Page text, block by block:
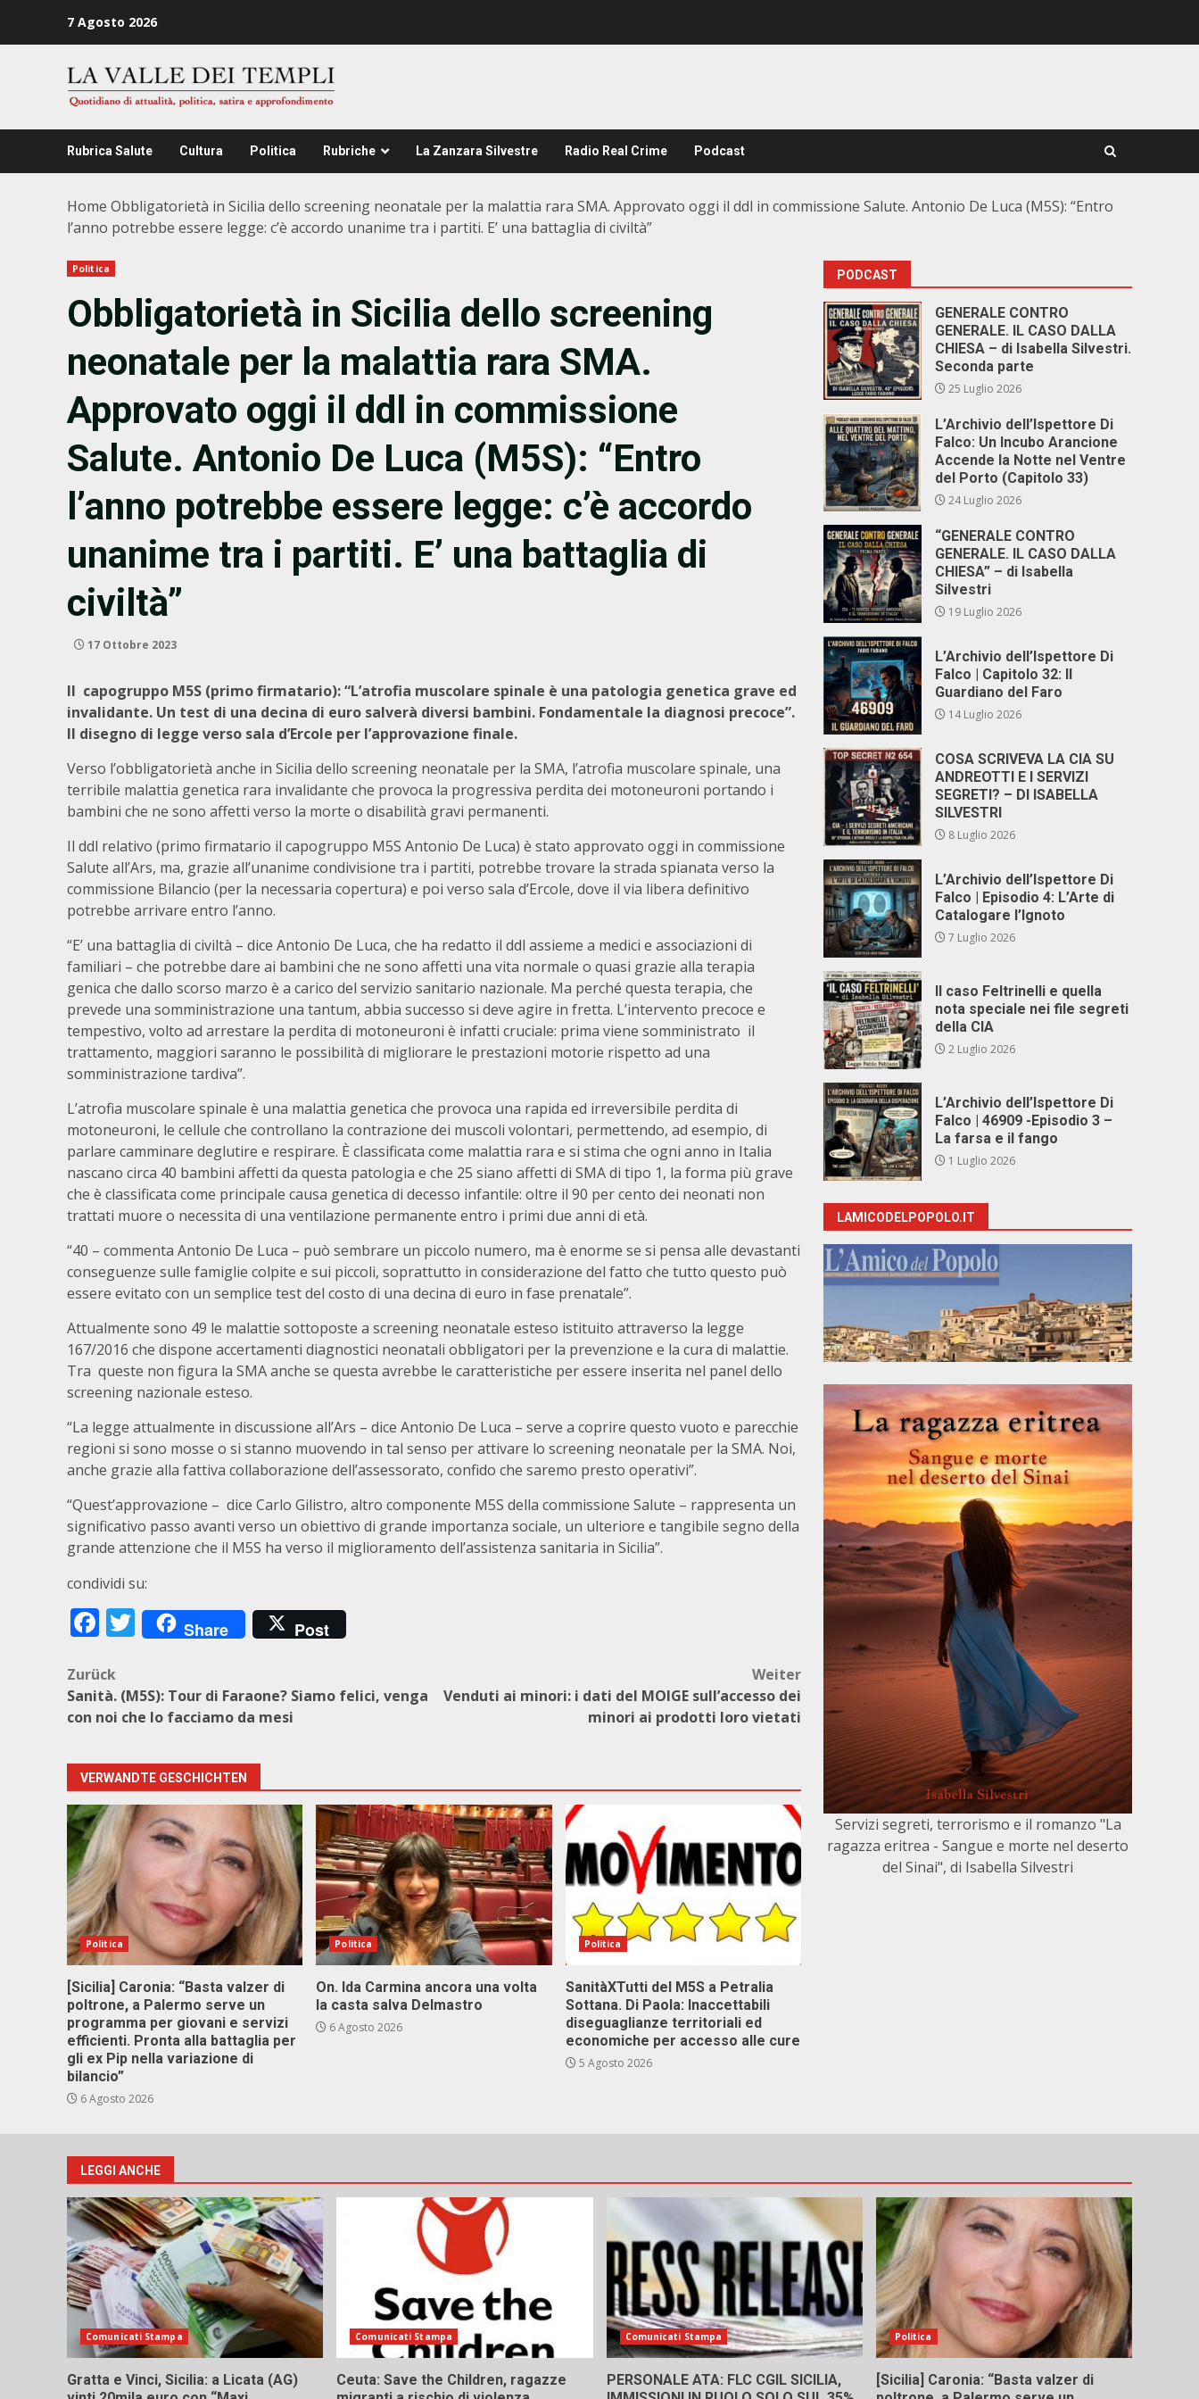
7 Agosto 2026
Rubrica Salute Cultura Politica Rubriche La Zanzara Silvestre Radio Real Crime Podcast
Home Obbligatorietà in Sicilia dello screening neonatale per la malattia rara SMA. Approvato oggi il ddl in commissione Salute. Antonio De Luca (M5S): “Entro
l’anno potrebbe essere legge: c’è accordo unanime tra i partiti. E’ una battaglia di civiltà”
Politica
Obbligatorietà in Sicilia dello screening
neonatale per la malattia rara SMA.
Approvato oggi il ddl in commissione
Salute. Antonio De Luca (M5S): “Entro
l’anno potrebbe essere legge: c’è accordo
unanime tra i partiti. E’ una battaglia di
civiltà”
17 Ottobre 2023
Il capogruppo M5S (primo firmatario): “L’atrofia muscolare spinale è una patologia genetica grave ed
invalidante. Un test di una decina di euro salverà diversi bambini. Fondamentale la diagnosi precoce”.
Il disegno di legge verso sala d’Ercole per l’approvazione finale.
Verso l’obbligatorietà anche in Sicilia dello screening neonatale per la SMA, l’atrofia muscolare spinale, una
terribile malattia genetica rara invalidante che provoca la progressiva perdita dei motoneuroni portando i
bambini che ne sono affetti verso la morte o disabilità gravi permanenti.
Il ddl relativo (primo firmatario il capogruppo M5S Antonio De Luca) è stato approvato oggi in commissione
Salute all’Ars, ma, grazie all’unanime condivisione tra i partiti, potrebbe trovare la strada spianata verso la
commissione Bilancio (per la necessaria copertura) e poi verso sala d’Ercole, dove il via libera definitivo
potrebbe arrivare entro l’anno.
“E’ una battaglia di civiltà – dice Antonio De Luca, che ha redatto il ddl assieme a medici e associazioni di
familiari – che potrebbe dare ai bambini che ne sono affetti una vita normale o quasi grazie alla terapia
genica che dallo scorso marzo è a carico del servizio sanitario nazionale. Ma perché questa terapia, che
prevede una somministrazione una tantum, abbia successo si deve agire in fretta. L’intervento precoce e
tempestivo, volto ad arrestare la perdita di motoneuroni è infatti cruciale: prima viene somministrato il
trattamento, maggiori saranno le possibilità di migliorare le prestazioni motorie rispetto ad una
somministrazione tardiva”.
L’atrofia muscolare spinale è una malattia genetica che provoca una rapida ed irreversibile perdita di
motoneuroni, le cellule che controllano la contrazione dei muscoli volontari, permettendo, ad esempio, di
parlare camminare deglutire e respirare. È classificata come malattia rara e si stima che ogni anno in Italia
nascano circa 40 bambini affetti da questa patologia e che 25 siano affetti di SMA di tipo 1, la forma più grave
che è classificata come principale causa genetica di decesso infantile: oltre il 90 per cento dei neonati non
trattati muore o necessita di una ventilazione permanente entro i primi due anni di età.
“40 – commenta Antonio De Luca – può sembrare un piccolo numero, ma è enorme se si pensa alle devastanti
conseguenze sulle famiglie colpite e sui piccoli, soprattutto in considerazione del fatto che tutto questo può
essere evitato con un semplice test del costo di una decina di euro in fase prenatale”.
Attualmente sono 49 le malattie sottoposte a screening neonatale esteso istituito attraverso la legge
167/2016 che dispone accertamenti diagnostici neonatali obbligatori per la prevenzione e la cura di malattie.
Tra queste non figura la SMA anche se questa avrebbe le caratteristiche per essere inserita nel panel dello
screening nazionale esteso.
“La legge attualmente in discussione all’Ars – dice Antonio De Luca – serve a coprire questo vuoto e parecchie
regioni si sono mosse o si stanno muovendo in tal senso per attivare lo screening neonatale per la SMA. Noi,
anche grazie alla fattiva collaborazione dell’assessorato, confido che saremo presto operativi”.
“Quest’approvazione – dice Carlo Gilistro, altro componente M5S della commissione Salute – rappresenta un
significativo passo avanti verso un obiettivo di grande importanza sociale, un ulteriore e tangibile segno della
grande attenzione che il M5S ha verso il miglioramento dell’assistenza sanitaria in Sicilia”.
condividi su:
Facebook
Twitter
Share Post
Beitragsnavigation
Zurück
Sanità. (M5S): Tour di Faraone? Siamo felici, venga
con noi che lo facciamo da mesi
Weiter
Venduti ai minori: i dati del MOIGE sull’accesso dei
minori ai prodotti loro vietati
VERWANDTE GESCHICHTEN
Politica
[Sicilia] Caronia: “Basta valzer di
poltrone, a Palermo serve un
programma per giovani e servizi
efficienti. Pronta alla battaglia per
gli ex Pip nella variazione di
bilancio”
6 Agosto 2026
Politica
On. Ida Carmina ancora una volta
la casta salva Delmastro
6 Agosto 2026
Politica
SanitàXTutti del M5S a Petralia
Sottana. Di Paola: Inaccettabili
diseguaglianze territoriali ed
economiche per accesso alle cure
5 Agosto 2026
PODCAST
GENERALE CONTRO
GENERALE. IL CASO DALLA
CHIESA – di Isabella Silvestri.
Seconda parte
25 Luglio 2026
L’Archivio dell’Ispettore Di
Falco: Un Incubo Arancione
Accende la Notte nel Ventre
del Porto (Capitolo 33)
24 Luglio 2026
“GENERALE CONTRO
GENERALE. IL CASO DALLA
CHIESA” – di Isabella
Silvestri
19 Luglio 2026
L’Archivio dell’Ispettore Di
Falco | Capitolo 32: Il
Guardiano del Faro
14 Luglio 2026
COSA SCRIVEVA LA CIA SU
ANDREOTTI E I SERVIZI
SEGRETI? – DI ISABELLA
SILVESTRI
8 Luglio 2026
L’Archivio dell’Ispettore Di
Falco | Episodio 4: L’Arte di
Catalogare l’Ignoto
7 Luglio 2026
Il caso Feltrinelli e quella
nota speciale nei file segreti
della CIA
2 Luglio 2026
L’Archivio dell’Ispettore Di
Falco | 46909 -Episodio 3 –
La farsa e il fango
1 Luglio 2026
LAMICODELPOPOLO.IT
Servizi segreti, terrorismo e il romanzo "La
ragazza eritrea - Sangue e morte nel deserto
del Sinai", di Isabella Silvestri
LEGGI ANCHE
Comunicati Stampa
Gratta e Vinci, Sicilia: a Licata (AG)
Comunicati Stampa
Ceuta: Save the Children, ragazze
Comunicati Stampa
PERSONALE ATA: FLC CGIL SICILIA,
Politica
[Sicilia] Caronia: “Basta valzer di